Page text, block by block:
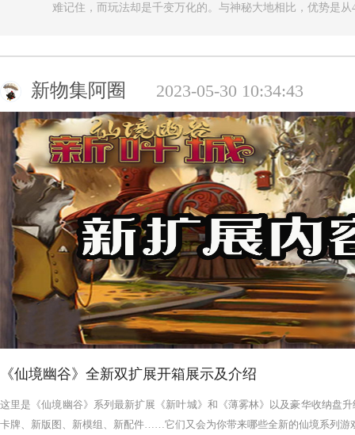
难记住，而玩法却是千变万化的。与神秘大地相比，优势是
新物集阿圈 2023-05-30 10:34:43
《仙境幽谷》全新双扩展开箱展示及介绍
这里是《仙境幽谷》系列最新扩展《新叶城》和《薄雾林》以及豪华收纳盘
卡牌、新版图、新模组、新配件……它们又会为你带来哪些全新的仙境系列游